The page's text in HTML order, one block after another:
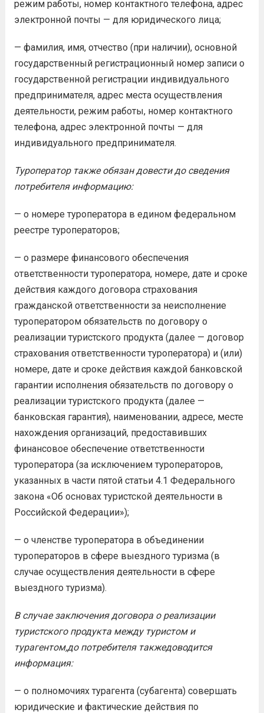
режим работы, номер контактного телефона, адрес
электронной почты — для юридического лица;
— фамилия, имя, отчество (при наличии), основной
государственный регистрационный номер записи о
государственной регистрации индивидуального
предпринимателя, адрес места осуществления
деятельности, режим работы, номер контактного
телефона, адрес электронной почты — для
индивидуального предпринимателя.
Туроператор такжеобязан довести до сведения
потребителя информацию:
— о номере туроператора в едином федеральном
реестре туроператоров;
— о размере финансового обеспечения
ответственности туроператора, номере, дате и сроке
действия каждого договора страхования
гражданской ответственности за неисполнение
туроператором обязательств по договору о
реализации туристского продукта (далее — договор
страхования ответственности туроператора) и (или)
номере, дате и сроке действия каждой банковской
гарантии исполнения обязательств по договору о
реализации туристского продукта (далее —
банковская гарантия), наименовании, адресе, месте
нахождения организаций, предоставивших
финансовое обеспечение ответственности
туроператора (за исключением туроператоров,
указанных в части пятой статьи 4.1 Федерального
закона «Об основах туристской деятельности в
Российской Федерации»);
— о членстве туроператора в объединении
туроператоров в сфере выездного туризма (в
случае осуществления деятельности в сфере
выездного туризма).
В случае заключения договора о реализации
туристского продукта между туристом и
турагентом,до потребителя такжедоводится
информация:
— о полномочиях турагента (субагента) совершать
юридические и фактические действия по